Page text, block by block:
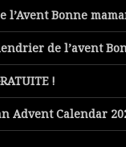
l’Avent Bonne
de l’avent
!
Advent Calendar